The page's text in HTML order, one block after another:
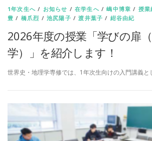
1年次生へ / お知らせ /在学生へ/嶋中博章 / 授業
豊 / 橋爪烈 /池尻陽子 /渡井葉子 / 紺谷由紀
2026年度の授業「学びの扉
学）」を紹介します！
世界史・地理学専修では、1年次生向けの入門講義